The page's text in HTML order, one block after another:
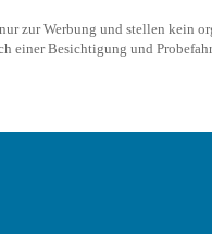
zur Werbung und stellen
Besichtigung und